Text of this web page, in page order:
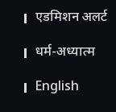
ए​डमिशन अलर्ट
धर्म-अध्यात्म
English